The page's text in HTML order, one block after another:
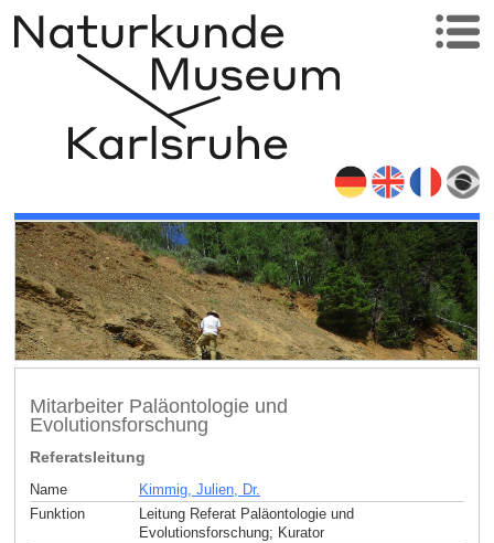
Mitarbeiter Paläontologie und
Evolutionsforschung
Referatsleitung
Name
Kimmig, Julien, Dr.
Funktion
Leitung Referat Paläontologie und
Evolutionsforschung; Kurator